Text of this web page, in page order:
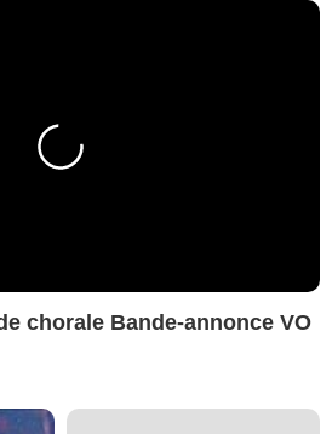
chorale Bande-annonce VO